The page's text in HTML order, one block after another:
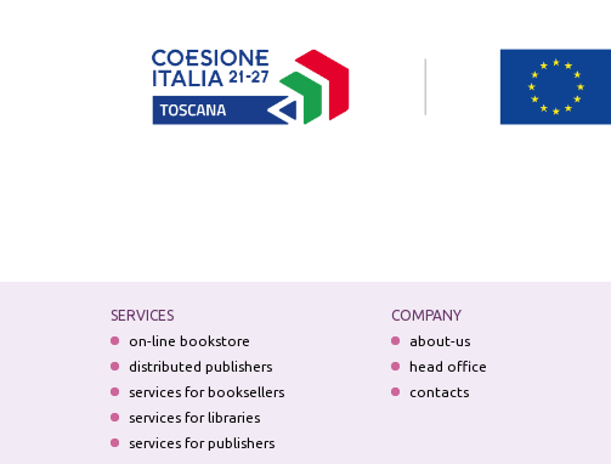
SERVICES
on-line bookstore
distributed publishers
services for booksellers
services for libraries
services for publishers
COMPANY
about-us
head office
contacts